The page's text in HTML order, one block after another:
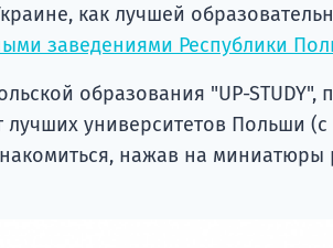
как лучшей
заведениями Республики
образования "UP-STUDY",
лучших университетов Польши (с
нажав на